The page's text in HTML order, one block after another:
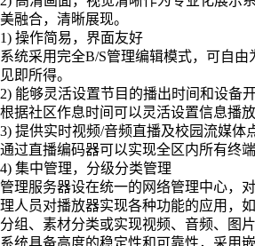
美融合，清晰展现。
1) 操作简易，界面友好
系统采用完全B/S管理编辑模式，可自
见即所得。
2) 能够灵活设置节目的播出时间和设备
根据社区作息时间可以灵活设置信息播
3) 提供实时视频/音频直播及校园流媒体
通过直播编码器可以实现全区内所有终
4) 集中管理，分级分类管理
管理服务器设在统一的网络管理中心，
理人员对播放器实现各种功能的应用，
分组、素材分类或实现视频、音频、图
系统具备高度的稳定性和可靠性，采用